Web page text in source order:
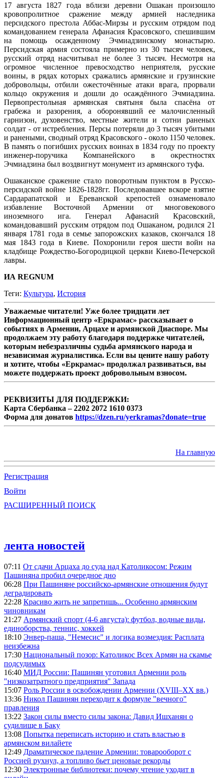
17 августа 1827 года вблизи деревни Ошакан произошло
кровопролитное сражение между армией наследника
персидского престола Аббас-Мирзы и русским отрядом под
командованием генерала Афанасия Красовского, спешившим
на помощь осажденному Эчмиадзинскому монастырю.
Персидская армия состояла примерно из 30 тысяч человек,
русский отряд насчитывал не более 3 тысяч. Несмотря на
огромное численное превосходство неприятеля, русские
воины, в рядах которых сражались армянские и грузинские
добровольцы, отбили ожесточённые атаки врага, прорвали
кольцо окружения и дошли до осаждённого Эчмиадзина.
Первопрестольная армянская святыня была спасёна от
грабежа и разорения, а оборонявший ее малочисленный
гарнизон, духовенство, местные жители и сотни раненых
солдат - от истребления. Персы потеряли до 3 тысяч убитыми
и ранеными, сводный отряд Красовского - около 1150 человек.
В память о погибших русских воинах в 1834 году по проекту
инженер-поручика Компанейского в окрестностях
Эчмиадзина был воздвигнут монумент из армянского туфа.
Ошаканское сражение стало поворотным пунктом в Русско-
персидской войне 1826-1828гг. Последовавшее вскоре взятие
Сардарапатской и Ереванской крепостей ознаменовало
избавление Восточной Армении от многовекового
иноземного ига. Генерал Афанасий Красовский,
командовавший русским отрядом под Ошаканом, родился 21
января 1781 года в семье запорожских казаков, скончался 18
мая 1843 года в Киеве. Похоронили героя шести войн на
кладбище Рождество-Богородицкой церкви Киево-Печерской
лавры.
ИА REGNUM
Теги: Культура, История
Уважаемые читатели! Уже более тридцати лет
Информационный центр «Еркрамас» рассказывает о
событиях в Армении, Арцахе и армянской Диаспоре. Мы
продолжаем эту работу благодаря поддержке читателей,
которым небезразличны судьба армянского народа и
независимая журналистика. Если вы цените нашу работу
и хотите, чтобы «Еркрамас» продолжал развиваться, вы
можете поддержать проект добровольным взносом.
РЕКВИЗИТЫ ДЛЯ ПОДДЕРЖКИ:
Карта Сбербанка – 2202 2072 1610 0373
Форма для донатов https://dzen.ru/yerkramas?donate=true
На главную
Регистрация
Войти
РАСШИРЕННЫЙ ПОИСК
лента новостей
07:11 От сдачи Арцаха до суда над Католикосом: Режим
Пашиняна пробил очередное дно
06:28 При Пашиняне российско-армянские отношения будут
деградировать
22:28 Красиво жить не запретишь... Особенно армянским
чиновникам
21:27 Армянский спорт (4-6 августа): футбол, водные виды,
единоборства, теннис, хоккей
18:10 Энвер-паша, "Немесис" и логика возмездия: Расплата
неизбежна
17:30 Национальный позор: Католикос Всех Армян на скамье
подсудимых
16:40 МИД России: Пашинян уготовил Армении роль
"низкозатратного предприятия" Запада
15:07 Роль России в освобождении Армении (XVIII–XX вв.)
13:36 Никол Пашинян переходит к формуле "вечного"
правления
13:22 Закон силы вместо силы закона: Давид Ишханян о
судилище в Баку
13:08 Попытка переписать историю и стать властью в
армянском вилайете
12:49 Драматическое падение Армении: товарооборот с
Россией рухнул, а топливо бьет ценовые рекорды
12:30 Электронные библиотеки: почему чтение уходит в